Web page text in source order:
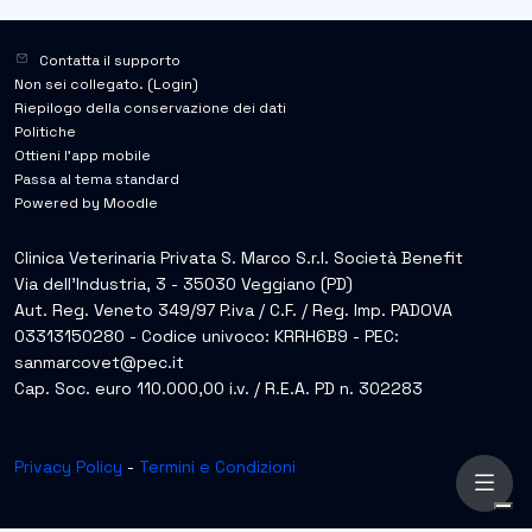
Contatta il supporto
Non sei collegato. (Login)
Riepilogo della conservazione dei dati
Politiche
Ottieni l'app mobile
Passa al tema standard
Powered by Moodle
Clinica Veterinaria Privata S. Marco S.r.l. Società Benefit
Via dell’Industria, 3 - 35030 Veggiano (PD)
Aut. Reg. Veneto 349/97 P.iva / C.F. / Reg. Imp. PADOVA
03313150280 - Codice univoco: KRRH6B9 - PEC:
sanmarcovet@pec.it
Cap. Soc. euro 110.000,00 i.v. / R.E.A. PD n. 302283
Privacy Policy - Termini e Condizioni